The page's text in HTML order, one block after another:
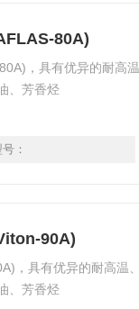
80A)
，具有优异的耐高
、芳香烃
：
90A)
，具有优异的耐高温
、芳香烃